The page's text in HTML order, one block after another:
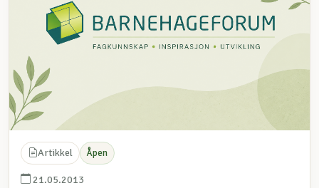
Artikkel Åpen
21.05.2013